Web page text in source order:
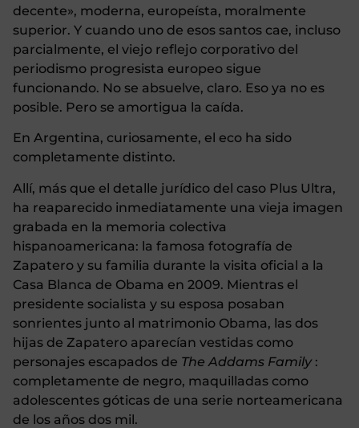
decente», moderna, europeísta, moralmente
superior. Y cuando uno de esos santos cae, incluso
parcialmente, el viejo reflejo corporativo del
periodismo progresista europeo sigue
funcionando. No se absuelve, claro. Eso ya no es
posible. Pero se amortigua la caída.
En Argentina, curiosamente, el eco ha sido
completamente distinto.
Allí, más que el detalle jurídico del caso Plus Ultra,
ha reaparecido inmediatamente una vieja imagen
grabada en la memoria colectiva
hispanoamericana: la famosa fotografía de
Zapatero y su familia durante la visita oficial a la
Casa Blanca de Obama en 2009. Mientras el
presidente socialista y su esposa posaban
sonrientes junto al matrimonio Obama, las dos
hijas de Zapatero aparecían vestidas como
personajes escapados de The Addams Family :
completamente de negro, maquilladas como
adolescentes góticas de una serie norteamericana
de los años dos mil.